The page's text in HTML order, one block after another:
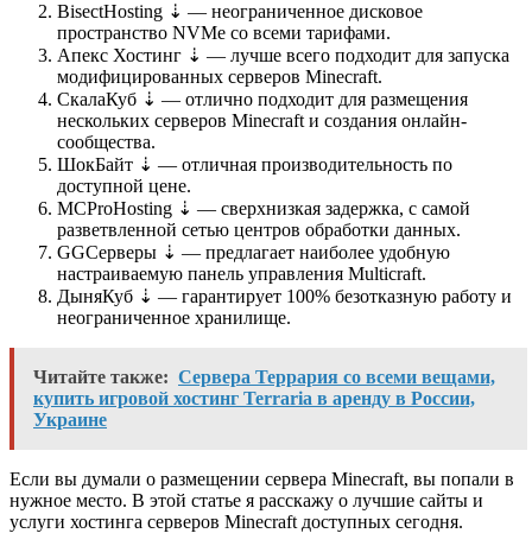
BisectHosting ⇣ — неограниченное дисковое
пространство NVMe со всеми тарифами.
Апекс Хостинг ⇣ — лучше всего подходит для запуска
модифицированных серверов Minecraft.
СкалаКуб ⇣ — отлично подходит для размещения
нескольких серверов Minecraft и создания онлайн-
сообщества.
ШокБайт ⇣ — отличная производительность по
доступной цене.
MCProHosting ⇣ — сверхнизкая задержка, с самой
разветвленной сетью центров обработки данных.
GGСерверы ⇣ — предлагает наиболее удобную
настраиваемую панель управления Multicraft.
ДыняКуб ⇣ — гарантирует 100% безотказную работу и
неограниченное хранилище.
Читайте также: Сервера Террария со всеми вещами,
купить игровой хостинг Terraria в аренду в России,
Украине
Если вы думали о размещении сервера Minecraft, вы попали в
нужное место. В этой статье я расскажу о лучшие сайты и
услуги хостинга серверов Minecraft доступных сегодня.